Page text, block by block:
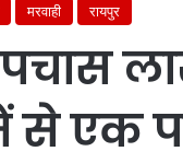
मरवाही रायपुर
से एक